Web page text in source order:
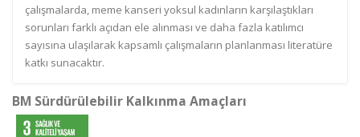
çalışmalarda, meme kanseri yoksul kadınların karşılaştıkları
sorunları farklı açıdan ele alınması ve daha fazla katılımcı
sayısına ulaşılarak kapsamlı çalışmaların planlanması literatüre
katkı sunacaktır.
BM Sürdürülebilir Kalkınma Amaçları